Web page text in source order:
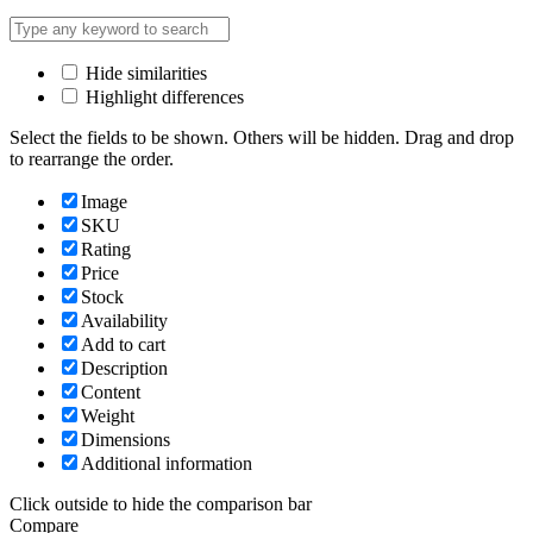
Hide similarities
Highlight differences
Select the fields to be shown. Others will be hidden. Drag and drop
to rearrange the order.
Image
SKU
Rating
Price
Stock
Availability
Add to cart
Description
Content
Weight
Dimensions
Additional information
Click outside to hide the comparison bar
Compare